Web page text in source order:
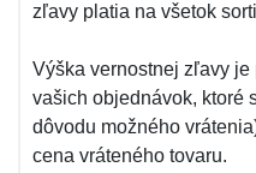
zľavy platia na všetok
Výška vernostnej zľavy
vašich objednávok, ktoré
dôvodu možného
cena vráteného tovaru.